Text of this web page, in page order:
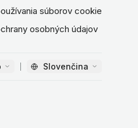
súborov cookie
osobných údajov
Slovenčina